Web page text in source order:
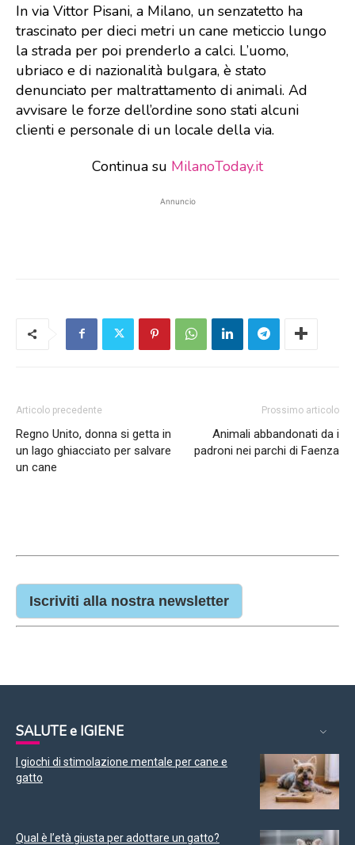
In via Vittor Pisani, a Milano, un senzatetto ha
trascinato per dieci metri un cane meticcio lungo
la strada per poi prenderlo a calci. L’uomo,
ubriaco e di nazionalità bulgara, è stato
denunciato per maltrattamento di animali. Ad
avvisare le forze dell’ordine sono stati alcuni
clienti e personale di un locale della via.
Continua su MilanoToday.it
Annuncio
Articolo precedente
Regno Unito, donna si getta in
un lago ghiacciato per salvare
un cane
Prossimo articolo
Animali abbandonati da i
padroni nei parchi di Faenza
Iscriviti alla nostra newsletter
SALUTE e IGIENE
I giochi di stimolazione mentale per cane e
gatto
Qual è l’età giusta per adottare un gatto?